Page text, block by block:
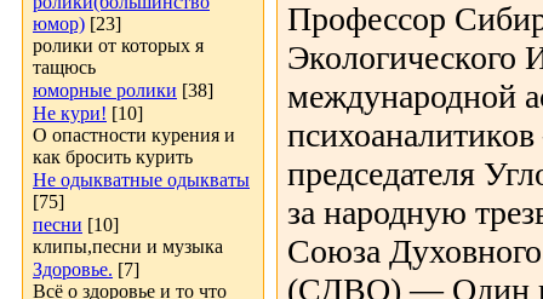
юмор) [23]
ролики от которых я
тащюсь
юморные ролики [38]
Не кури! [10]
О опастности курения и
как бросить курить
Не одыкватные одыкваты
[75]
песни [10]
клипы,песни и музыка
Здоровье. [7]
Всё о здоровье и то что
Профессор
Экологического
международной
председателя
за народную
Союза
(СДВО) — Один